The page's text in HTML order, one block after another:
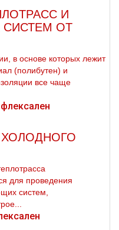
И
ОТ
в основе которых лежит
(полибутен) и
все чаще
для проведения
систем,